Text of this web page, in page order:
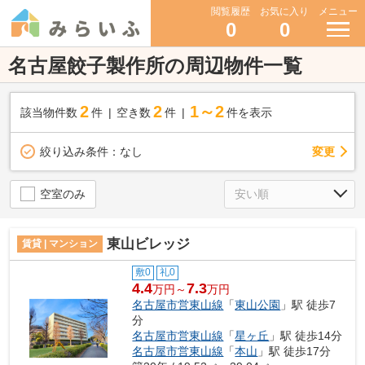
閲覧履歴
0
お気に入り
0
メニュー
名古屋餃子製作所の周辺物件一覧
該当物件数 2件 空き数 2 件 1～2 件を表示
絞り込み条件： なし 変更
空室のみ
賃貸 | マンション 東山ビレッジ
敷0 礼0
4.4万円～7.3万円
名古屋市営東山線 「東山公園 」駅 徒歩7
分
名古屋市営東山線 「星ヶ丘 」駅 徒歩14分
名古屋市営東山線 「本山 」駅 徒歩17分